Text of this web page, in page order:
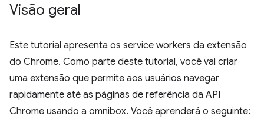
Visão geral
Este tutorial apresenta os service workers da extensão
do Chrome. Como parte deste tutorial, você vai criar
uma extensão que permite aos usuários navegar
rapidamente até as páginas de referência da API
Chrome usando a omnibox. Você aprenderá o seguinte: